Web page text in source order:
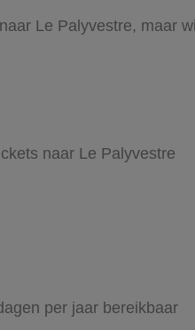
Le Palyvestre, maar
naar Le Palyvestre
per jaar bereikbaar